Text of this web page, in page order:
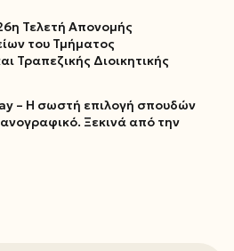
Τελετή Απονομής
του Τμήματος
Τραπεζικής Διοικητικής
– Η σωστή επιλογή σπουδών
Ξεκινά από την